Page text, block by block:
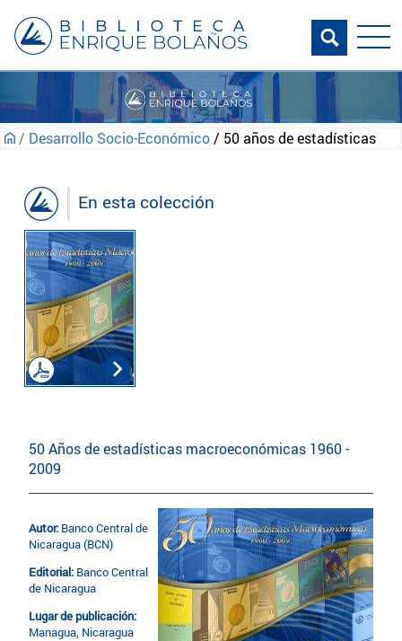
/ Desarrollo Socio-Económico/ 50 años de estadísticas
En esta colección
50 Años de estadísticas macroeconómicas 1960 -
2009
Autor: Banco Central de
Nicaragua (BCN)
Editorial: Banco Central
de Nicaragua
Lugar de publicación:
Managua, Nicaragua